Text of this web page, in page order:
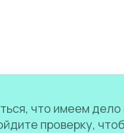
что имеем дело
проверку,